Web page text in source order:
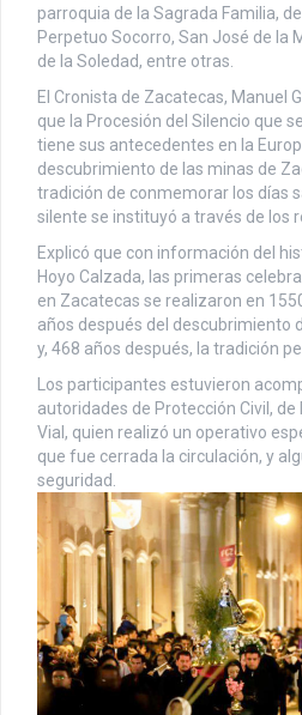
parroquia de la Sagrada Familia,
Perpetuo Socorro, San José de la
de la Soledad, entre otras.
El Cronista de Zacatecas, Manuel
que la Procesión del Silencio que
tiene sus antecedentes en la
descubrimiento de las minas de
tradición de conmemorar los días
silente se instituyó a través de los
Explicó que con información del
Hoyo Calzada, las primeras
en Zacatecas se realizaron en
años después del descubrimiento
y, 468 años después, la tradición
Los participantes estuvieron
autoridades de Protección Civil, de
Vial, quien realizó un operativo
que fue cerrada la circulación, y
seguridad.